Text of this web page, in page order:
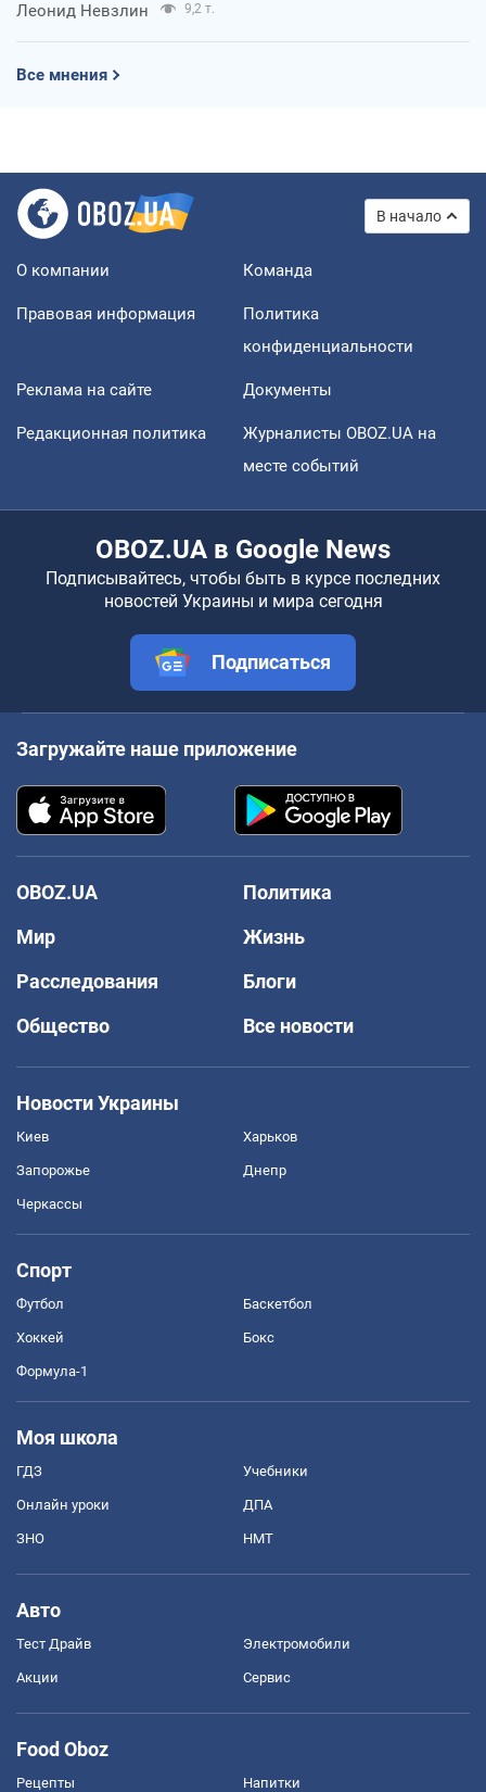
Леонид Невзлин 9,2 т.
Все мнения
В начало
О компании Команда
Правовая информация
Политика
конфиденциальности
Реклама на сайте Документы
Редакционная политика
Журналисты OBOZ.UA на
месте событий
OBOZ.UA в Google News
Подписывайтесь, чтобы быть в курсе последних
новостей Украины и мира сегодня
Подписаться
Загружайте наше приложение
OBOZ.UA
Политика
Мир
Жизнь
Расследования
Блоги
Общество
Все новости
Новости Украины
Киев Харьков
Запорожье Днепр
Черкассы
Спорт
Футбол Баскетбол
Хоккей Бокс
Формула-1
Моя школа
ГДЗ Учебники
Онлайн уроки ДПА
ЗНО НМТ
Авто
Тест Драйв Электромобили
Акции Сервис
Food Oboz
Рецепты Напитки